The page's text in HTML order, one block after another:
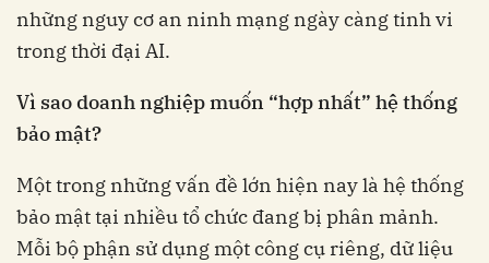
những nguy cơ an ninh mạng ngày càng tinh vi
trong thời đại AI.
Vì sao doanh nghiệp muốn “hợp nhất” hệ thống
bảo mật?
Một trong những vấn đề lớn hiện nay là hệ thống
bảo mật tại nhiều tổ chức đang bị phân mảnh.
Mỗi bộ phận sử dụng một công cụ riêng, dữ liệu